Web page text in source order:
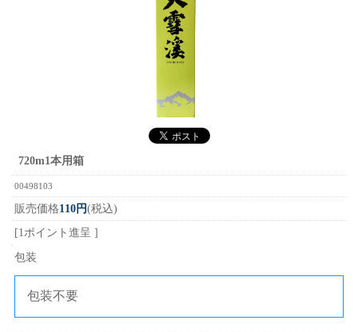
720m1本用箱
00498103
販売価格110円(税込)
[1ポイント進呈 ]
包装